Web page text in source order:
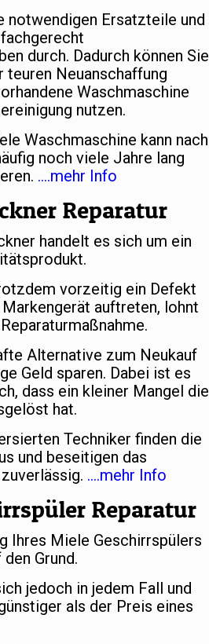
notwendigen Ersatzteile und
durch. Dadurch können Sie
Neuanschaffung
Waschmaschine
nutzen.
Waschmaschine kann nach
noch viele Jahre lang
….mehr Info
Reparatur
handelt es sich um ein
vorzeitig ein Defekt
auftreten, lohnt
Alternative zum Neukauf
Geld sparen. Dabei ist es
dass ein kleiner Mangel die
hat.
Techniker finden die
und beseitigen das
….mehr Info
Reparatur
Ihres Miele Geschirrspülers
Grund.
jedoch in jedem Fall und
als der Preis eines